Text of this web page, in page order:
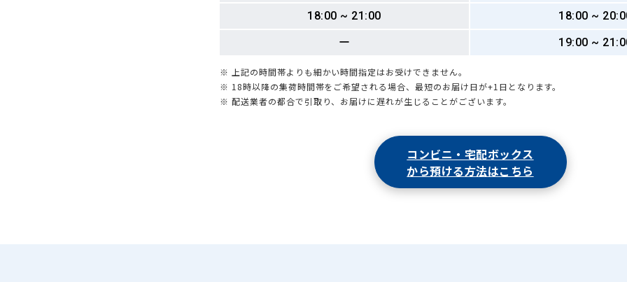
18:00 ~ 21:00
18:00 ~
ー
19:00 ~
※ 上記の時間帯よりも細かい時間指定はお受けできません。
※ 18時以降の集荷時間帯をご希望される場合、最短のお届け日が+1日となります。
※ 配送業者の都合で引取り、お届けに遅れが生じることがございます。
コンビニ・宅配ボックス
から預ける方法はこちら